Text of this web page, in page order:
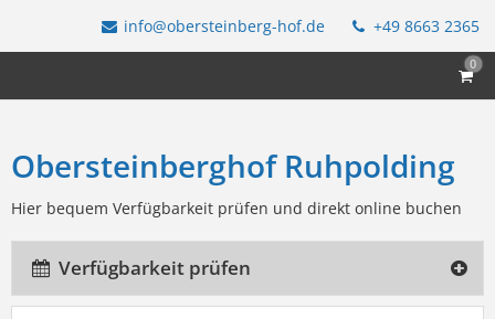
info@obersteinberg-hof.de +49 8663 2365
0
Obersteinberghof Ruhpolding
Hier bequem Verfügbarkeit prüfen und direkt online buchen
Verfügbarkeit prüfen